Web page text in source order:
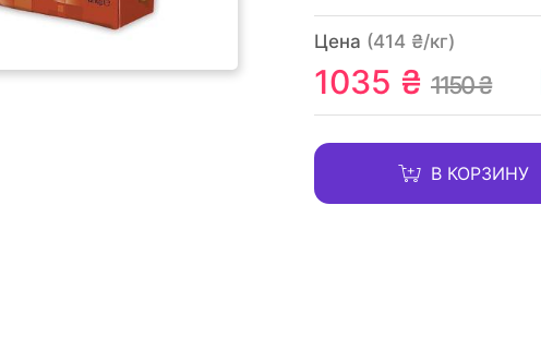
Цена (414 ₴/кг)
1035 ₴ 1150 ₴
В КОРЗИНУ